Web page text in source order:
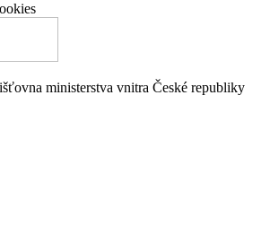
ministerstva vnitra České republiky